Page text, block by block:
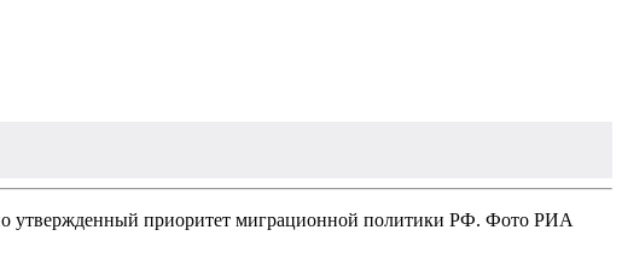
утвержденный приоритет миграционной политики РФ. Фото РИА